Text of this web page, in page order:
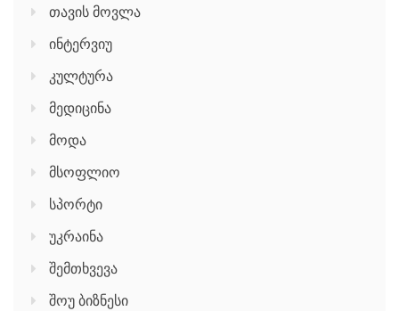
თავის მოვლა
ინტერვიუ
კულტურა
მედიცინა
მოდა
მსოფლიო
სპორტი
უკრაინა
შემთხვევა
შოუ ბიზნესი